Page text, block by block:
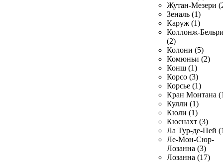
Жутан-Мезери
Зеналь (1)
Каруж (1)
Коллонж-
(2)
Колони (5)
Комюньи (2)
Конш (1)
Корсо (3)
Корсье (1)
Кран Монтана
Кулли (1)
Кюли (1)
Кюснахт (3)
Ла Тур-де-Пей
Ле-Мон-Сюр-
Лозанна (3)
Лозанна (17)